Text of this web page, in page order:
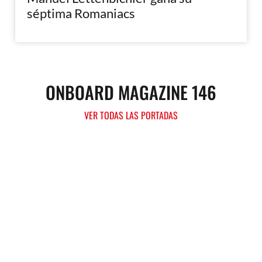
séptima Romaniacs
ONBOARD MAGAZINE 146
VER TODAS LAS PORTADAS